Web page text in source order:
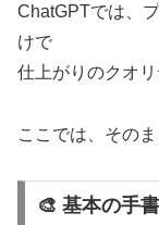
ChatGPTでは、
けで
仕上がりのクオ
ここでは、その
🎨 基本の手